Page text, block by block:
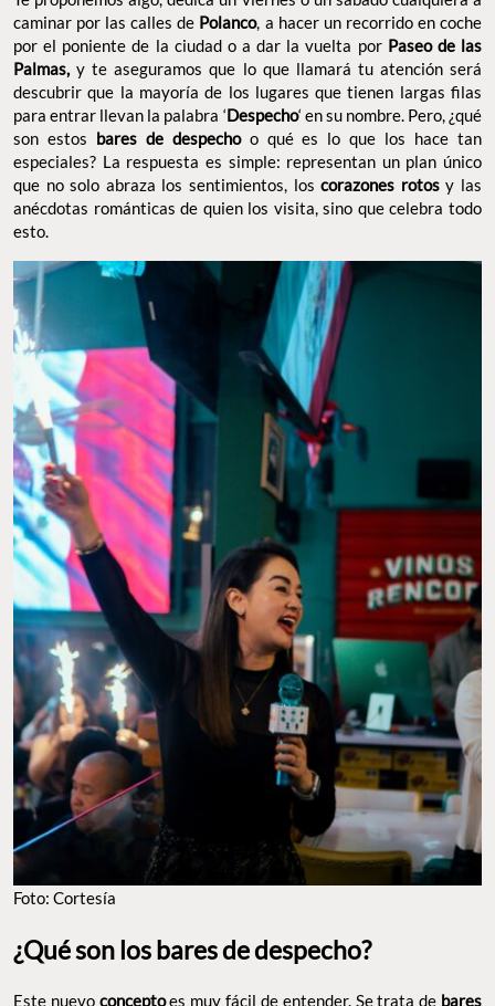
Te proponemos algo, dedica un viernes o un sábado cualquiera a
caminar por las calles dePolanco , a hacer un recorrido en
coche por el poniente de la ciudad o a dar la vuelta porPaseo de
las Palmas,y te aseguramos que lo que llamará tu atención será
descubrir que la mayoría de los lugares que tienen largas filas
para entrar llevan la palabra ‘Despecho‘ en su nombre. Pero,
¿qué son estosbares de despecho o qué es lo que los hace tan
especiales? La respuesta es simple: representan un plan único
que no solo abraza los sentimientos, los corazones rotosy las
anécdotas románticas de quien los visita, sino que celebra todo
¿Qué son los bares de despecho?
baresocantinas contemporáneasdonde la gente va acantar